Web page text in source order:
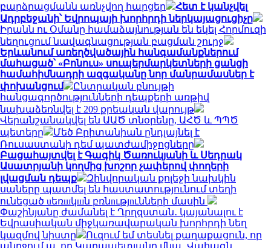
բարձրացմանն առնչվող հարցեր
Հետ է կանչվել
Ադրբեջանի՝ Եվրոպայի խորհրդի ներկայացուցիչը
Իրանն ու Օմանը համաձայնության են եկել Հորմուզի
նեղուցում նավագնացության բացման շուրջ
Երևանում առեղծվածային հանգամանքներում
մահացած՝ «Բոնուս» սուպերմարկետների ցանցի
համահիմնադրի ազգականը նոր մանրամասներ է
փոխանցում
Ընտրական բնույթի
հանցագործությունների դեպքերի առթիվ
նախաձեռնվել է 209 քրեական վարույթ
Վերանշանակվել են ԱԱԾ տնօրենը, ԱՀԾ և ՊՊԾ
պետերը
Մեծ Բրիտանիան ընդլայնել է
Ռուսաստանի դեմ պատժամիջոցները
Բացահայտվել է Գագիկ Ծառուկյանի և Սեդրակ
Ասատրյանի կողմից խոշոր չափերով փողերի
լվացման դեպք
Զինվորական քոլեջի նախկին
սաները պատմել են հաստատությունում տեղի
ունեցած uեռшկшն բռնnւթյnւնների մասին
Փաշինյանը ժամանել է Ղրղզստան․ կայանալու է
Եվրասիական միջկառավարական խորհրդի նեղ
կազմով նիստը
Ուզում եմ տեսնել քաղաքացուն, որ
անրջում ա, որ Կարապետյանը մնա․ Վահագն